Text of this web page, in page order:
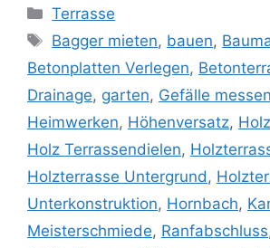
Kategorien
Terrasse
Schlagwörter
Bagger mieten, bauen,
Betonplatten Verlegen,
Drainage, garten, Gefälle messen
Heimwerken, Höhenversatz,
Holz Terrassendielen,
Holzterrasse Untergrund,
Unterkonstruktion, Hornbach,
Meisterschmiede, Ranfabschluss